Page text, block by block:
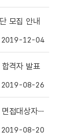
모집 안내
2019-12-04
격자 발표
2019-08-26
명단 등 알림
2019-08-20